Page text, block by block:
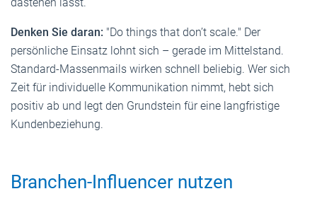
Denken Sie daran: "Do things that don’t scale." Der
persönliche Einsatz lohnt sich – gerade im Mittelstand.
Standard-Massenmails wirken schnell beliebig. Wer sich
Zeit für individuelle Kommunikation nimmt, hebt sich
positiv ab und legt den Grundstein für eine langfristige
Kundenbeziehung.
Branchen-Influencer nutzen